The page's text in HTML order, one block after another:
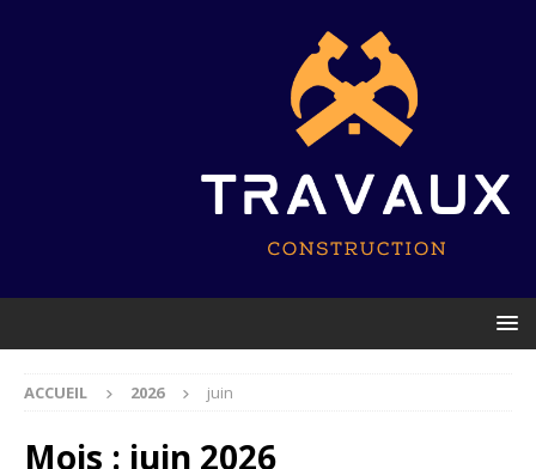
ACCUEIL 2026 juin
Mois : juin 2026